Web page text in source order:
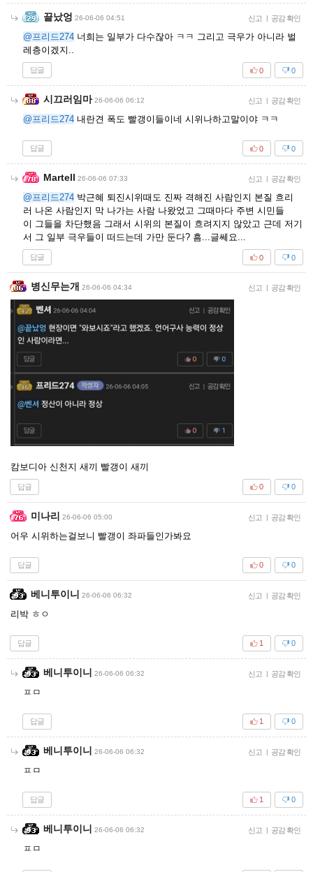
끝났엉 26-06-06 04:51 신고 | 공감 확인
@프리드274 너희는 일부가 다수잖아 ㅋㅋ 그리고 극우가 아니라 벌
레층이겠지..
답글 0
0
시끄러임마 26-06-06 06:12 신고 | 공감 확인
@프리드274 내란견 폭도 빨갱이들이네 시위나하고말이야 ㅋㅋ
답글 0
0
Martell 26-06-06 07:33 신고 | 공감 확인
@프리드274 박근혜 퇴진시위때도 진짜 격해진 사람인지 본질 흐리
러 나온 사람인지 막 나가는 사람 나왔었고 그때마다 주변 시민들
이 그들을 차단했음 그래서 시위의 본질이 흐려지지 않았고 근데 저기
서 그 일부 극우들이 떠드는데 가만 둔다? 흠...글쎄요...
답글 0
0
병신무는개 26-06-06 04:34 신고 | 공감 확인
캄보디아 신천지 새끼 빨갱이 새끼
답글 0
0
미나리 26-06-06 05:00 신고 | 공감 확인
어우 시위하는걸보니 빨갱이 좌파들인가봐요
답글 0
0
베니투이니 26-06-06 06:32 신고 | 공감 확인
리박 ㅎㅇ
답글 0
1
베니투이니 26-06-06 06:32 신고 | 공감 확인
ㅍㅁ
답글 0
1
베니투이니 26-06-06 06:32 신고 | 공감 확인
ㅍㅁ
답글 0
1
베니투이니 26-06-06 06:32 신고 | 공감 확인
ㅍㅁ